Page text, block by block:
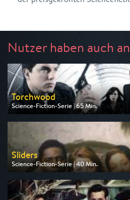
Nutzer haben auch
Torchwood
Science-Fiction-Serie | 65 Min.
Ausgestrahlt von Tele 5
am 10.08.2026, 22:15
Sliders
Science-Fiction-Serie | 40 Min.
Ausgestrahlt von Tele 5
am 08.08.2026, 03:40